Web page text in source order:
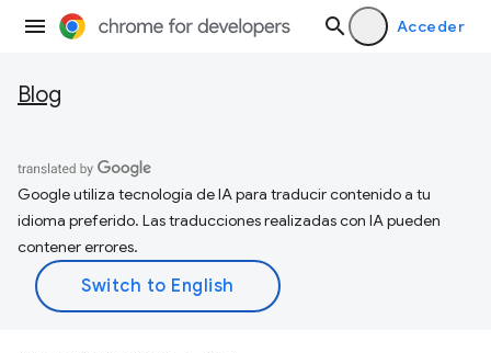
Acceder
Blog
Google utiliza tecnología de IA para traducir contenido a tu
idioma preferido. Las traducciones realizadas con IA pueden
contener errores.